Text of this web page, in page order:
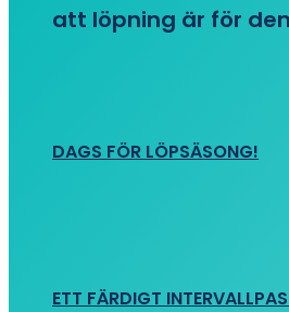
att löpning är för
DAGS FÖR LÖPSÄSONG!
ETT FÄRDIGT